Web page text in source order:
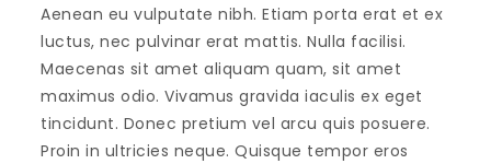
Aenean eu vulputate nibh. Etiam porta erat et ex
luctus, nec pulvinar erat mattis. Nulla facilisi.
Maecenas sit amet aliquam quam, sit amet
maximus odio. Vivamus gravida iaculis ex eget
tincidunt. Donec pretium vel arcu quis posuere.
Proin in ultricies neque. Quisque tempor eros